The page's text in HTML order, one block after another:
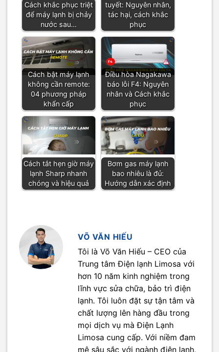
Cách khắc phục triệt
để máy lạnh bị chảy
nước sau…
tuyết: Nguyên nhân,
tác hại, cách khắc
phục
Cách bật máy lạnh
không cần remote:
04 phương pháp
khẩn cấp
Điều hòa Nagakawa
báo lỗi F4: Nguyên
nhân và Cách khắc
phục
Cách tắt hẹn giờ máy
lạnh Sharp nhanh
chóng và hiệu quả
Bơm gas máy lạnh
bao nhiêu là đủ:
Hướng dẫn xác định
VÕ VĂN HIẾU
Tôi là Võ Văn Hiếu – CEO của
Trung tâm Điện lạnh Limosa với
hơn 10 năm kinh nghiệm trong
lĩnh vực sửa chữa, bảo trì điện
lạnh. Tôi luôn đặt sự tận tâm và
chất lượng lên hàng đầu trong
mọi dịch vụ mà Điện Lạnh
Limosa cung cấp. Với niềm đam
mê sâu sắc với ngành điện lạnh,